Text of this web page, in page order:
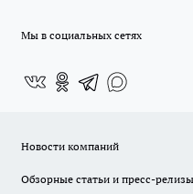
Мы в социальных сетях
Новости компаний
Обзорные статьи и пресс-релизы